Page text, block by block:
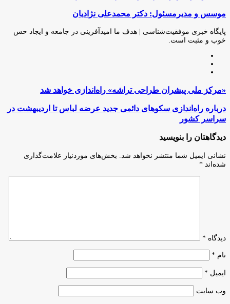
از
ایمیل
موسس و مدیرمسئول: دکتر محمدعلی نژادیان
پایگاه خبری موفقیت‌شناسی | هدف ما امیدآفرینی در جامعه و ایجاد حس
خوب و مثبت است.
«مرکز
ملی
پیشران
طراحی
تراشه»
راه‌اندازی
خواهد
«مرکز ملی پیشران طراحی تراشه» راه‌اندازی خواهد شد
درباره
راه‌اندازی
سکو‌های
دائمی
جدید
عرضه
لباس
تا
اردیبهشت
درباره راه‌اندازی سکو‌های دائمی جدید عرضه لباس تا اردیبهشت در
سراسر کشور
دیدگاهتان را بنویسید
نشانی ایمیل شما منتشر نخواهد شد.
بخش‌های موردنیاز علامت‌گذاری
شده‌اند *
دیدگاه *
نام *
ایمیل *
وب‌ سایت